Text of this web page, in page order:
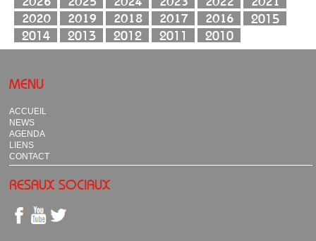
MENU
ACCUEIL
NEWS
AGENDA
LIENS
CONTACT
RESAUX SOCIAUX